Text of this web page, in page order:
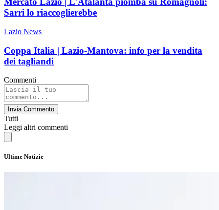
Sarri lo riaccoglierebbe
Lazio News
Coppa Italia | Lazio-Mantova: info per la vendita
dei tagliandi
Commenti
Invia Commento
Tutti
Leggi altri commenti
Ultime Notizie